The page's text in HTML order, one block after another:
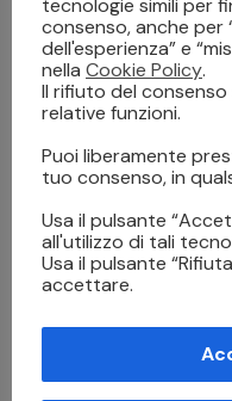
Che si tratti di
una suite d’albergo o
fiera, la stampa tessile
più innovative e
stampa digitale su
tecnologie simili per
consenso, anche per
dell'esperienza” e
nella Cookie Policy.
Il rifiuto del
relative funzioni.
Puoi liberamente
tuo consenso, in
Usa il pulsante
all'utilizzo di tali
Usa il pulsante
accettare.